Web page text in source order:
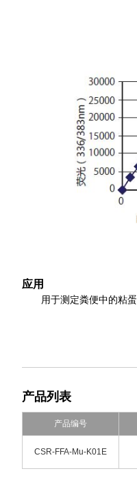
应用
用于测定粪便中的粘蛋
产品列表
产品编号
CSR-FFA-Mu-K01E